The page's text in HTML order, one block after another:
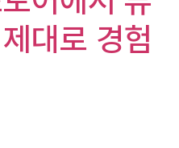
대로 경험